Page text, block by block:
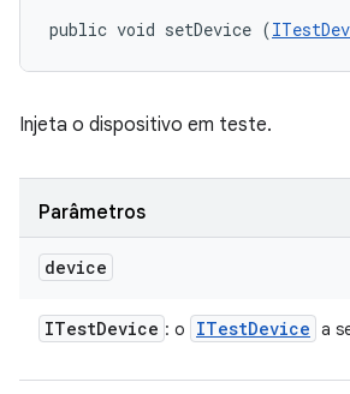
public void setDevice (
Injeta o dispositivo em teste.
Parâmetros
device
ITestDevice : o ITestDevice a